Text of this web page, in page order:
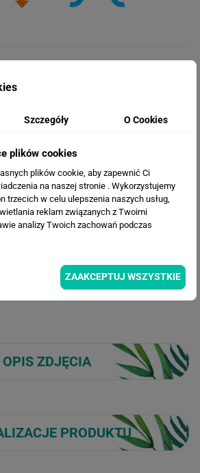
rabatem:
401.63 zł
87.35 zł
314.28 zł
OPIS ZDJĘCIA
PRODUKTU
Szczegóły O Cookies
plików cookies
plików cookie, aby zapewnić Ci
na naszej stronie . Wykorzystujemy
trzecich w celu ulepszenia naszych usług,
reklam związanych z Twoimi
analizy Twoich zachowań podczas
ZAAKCEPTUJ WSZYSTKIE